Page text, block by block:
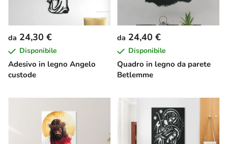
Adesivo in legno Angelo
custode
da 24,30 €
Disponibile
Quadro in legno da parete
Betlemme
da 24,40 €
Disponibile